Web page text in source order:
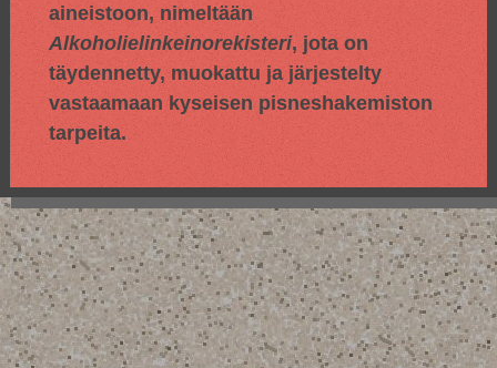
aineistoon, nimeltään
Alkoholielinkeinorekisteri, jota on
täydennetty, muokattu ja järjestelty
vastaamaan kyseisen pisneshakemiston
tarpeita.